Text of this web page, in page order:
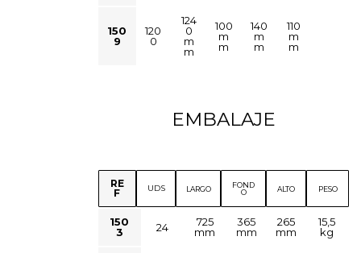
150
9
120
0
124
0
m
m
100
m
m
140
m
m
110
m
m
EMBALAJE
RE
F
UDS LARGO
FOND
O
ALTO PESO
150
3
24
725
mm
365
mm
265
mm
15,5
kg